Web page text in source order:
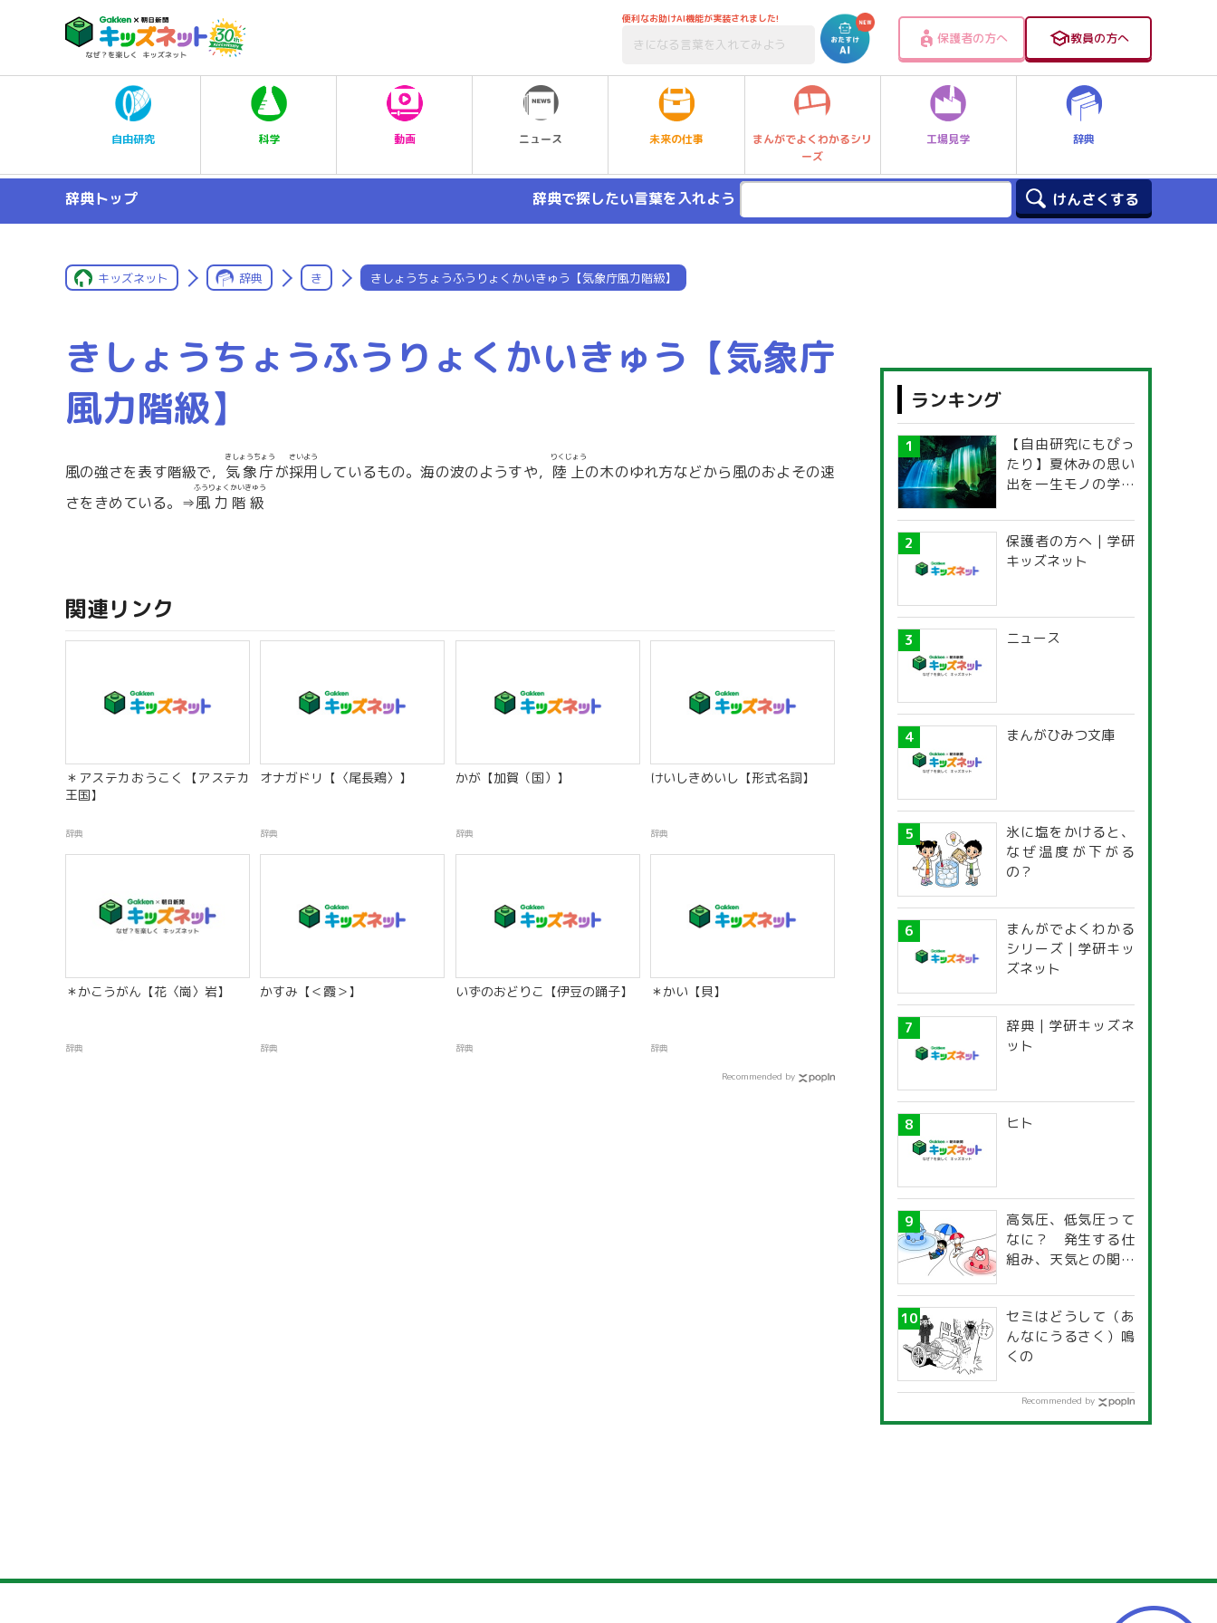
便利なお助けAI機能が実装されました!
保護者の方へ 教員の方へ
自由研究 科学 動画 ニュース 未来の仕事
まんがでよくわかるシリ
ーズ
工場見学 辞典
辞典トップ 辞典で探したい言葉を入れよう
キッズネット 辞典 き きしょうちょうふうりょくかいきゅう【気象庁風力階級】
きしょうちょうふうりょくかいきゅう【気象庁
風力階級】
風の強さを表す階級で， 気象庁
きしょうちょう
が採用
さいよう
しているもの。海の波のようすや， 陸上
りくじょう
の木のゆれ方などから風のおよその速
さをきめている。⇒風力階級
ふうりょくかいきゅう
関連リンク
＊アステカおうこく【アステカ
王国】
辞典
オナガドリ【〈尾長鶏〉】
辞典
かが【加賀（国）】
辞典
けいしきめいし【形式名詞】
辞典
＊かこうがん【花〈崗〉岩】
辞典
かすみ【＜霞＞】
辞典
いずのおどりこ【伊豆の踊子】
辞典
＊かい【貝】
辞典
Recommended by
ランキング
【自由研究にもぴっ
たり】夏休みの思い
出を一生モノの学び
探究ガイド
保護者の方へ | 学研
キッズネット
ニュース
まんがひみつ文庫
氷に塩をかけると、
なぜ温度が下がる
の？
まんがでよくわかる
シリーズ | 学研キッ
ズネット
辞典 | 学研キッズネ
ット
ヒト
高気圧、低気圧って
なに？ 発生する仕
組み、天気との関係
セミはどうして（あ
んなにうるさく）鳴
くの
Recommended by